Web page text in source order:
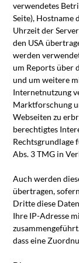
verwendetes
Seite), Hostname
Uhrzeit der
den USA
werden
um Reports über
und um weitere
Internetnutzung
Marktforschung
Webseiten zu
berechtigtes
Rechtsgrundlage
Abs. 3 TMG in
Auch werden
übertragen,
Dritte diese
Ihre IP-Adresse
dass eine